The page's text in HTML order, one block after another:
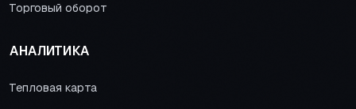
Торговый оборот
АНАЛИТИКА
Тепловая карта